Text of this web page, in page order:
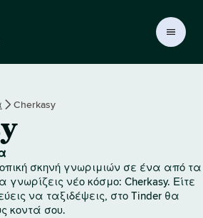
ή
ε
λ
ί
δ
α
T
Cherkasy
σκηνή γνωριμιών σε ένα από τα
νέο κόσμο: Cherkasy. Είτε
να ταξιδέψεις, στο Tinder θα
κοντά σου.